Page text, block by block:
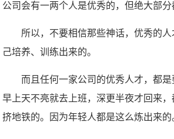
公司会有一两个人是优秀的，但绝大部分
所以，不要相信那些神话，优秀的
己培养、训练出来的。
而且任何一家公司的优秀人才，都
早上天不亮就去上班，深更半夜才回来，
挤地铁的。因为年轻人都是这么炼出来的